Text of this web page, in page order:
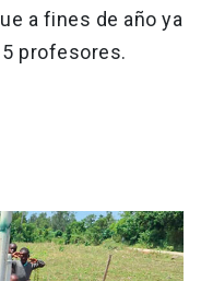
a fines de año ya
profesores.